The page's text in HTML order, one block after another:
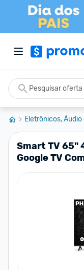
Eletrônicos, Áudio
Smart TV 65"
Google TV